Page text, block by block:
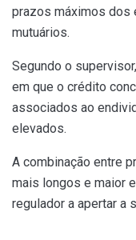
prazos máximos dos
mutuários.
Segundo o
em que o crédito
associados ao
elevados.
A combinação entre
mais longos e maior
regulador a apertar a